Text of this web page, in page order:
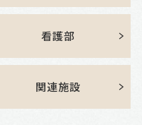
看護部
関連施設